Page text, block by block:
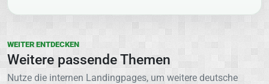
WEITER ENTDECKEN
Weitere passende Themen
Nutze die internen Landingpages, um weitere deutsche